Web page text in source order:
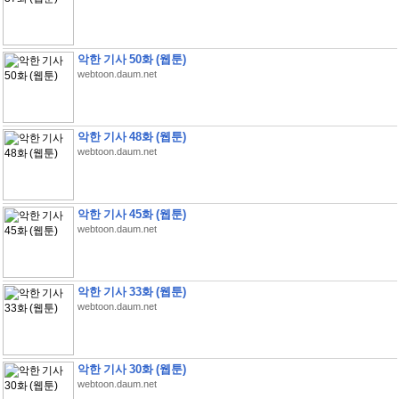
악한 기사 50화 (웹툰)
webtoon.daum.net
악한 기사 48화 (웹툰)
webtoon.daum.net
악한 기사 45화 (웹툰)
webtoon.daum.net
악한 기사 33화 (웹툰)
webtoon.daum.net
악한 기사 30화 (웹툰)
webtoon.daum.net